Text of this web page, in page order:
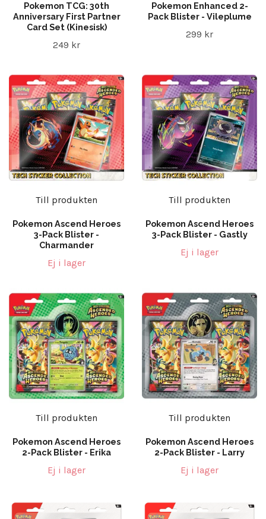
Pokemon TCG: 30th
Anniversary First Partner
Card Set (Kinesisk)
249 kr
Pokemon Enhanced 2-
Pack Blister - Vileplume
299 kr
Till produkten
Pokemon Ascend Heroes
3-Pack Blister -
Charmander
Ej i lager
Till produkten
Pokemon Ascend Heroes
3-Pack Blister - Gastly
Ej i lager
Till produkten
Pokemon Ascend Heroes
2-Pack Blister - Erika
Ej i lager
Till produkten
Pokemon Ascend Heroes
2-Pack Blister - Larry
Ej i lager